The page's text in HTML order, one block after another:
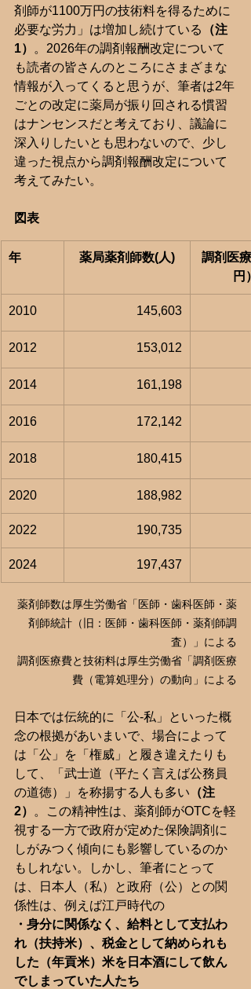
剤師が1100万円の技術料を得るために
必要な労力」は増加し続けている
（注
1）
。2026年の調剤報酬改定について
も読者の皆さんのところにさまざまな
情報が入ってくると思うが、筆者は2年
ごとの改定に薬局が振り回される慣習
はナンセンスだと考えており、議論に
深入りしたいとも思わないので、少し
違った視点から調剤報酬改定について
考えてみたい。
図表
年 薬局薬剤師数(人)
調剤医療
円）
2010 145,603
2012 153,012
2014 161,198
2016 172,142
2018 180,415
2020 188,982
2022 190,735
2024 197,437
薬剤師数は厚生労働省「医師・歯科医師・薬
剤師統計（旧：医師・歯科医師・薬剤師調
査）」による
調剤医療費と技術料は厚生労働省「調剤医療
費（電算処理分）の動向」による
日本では伝統的に「公-私」といった概
念の根拠があいまいで、場合によって
は「公」を「権威」と履き違えたりも
して、「武士道（平たく言えば公務員
の道徳）」を称揚する人も多い （注
2）
。この精神性は、薬剤師がOTCを軽
視する一方で政府が定めた保険調剤に
しがみつく傾向にも影響しているのか
もしれない。しかし、筆者にとって
は、日本人（私）と政府（公）との関
係性は、例えば江戸時代の
・身分に関係なく、給料として支払わ
れ（扶持米）、税金として納められも
した（年貢米）米を日本酒にして飲ん
でしまっていた人たち